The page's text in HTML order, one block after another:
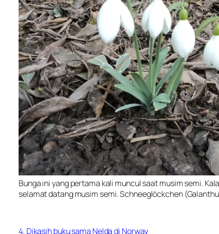
Bunga ini yang pertama kali muncul saat musim semi.
selamat datang musim semi. Schneeglöckchen
4. Dikasih buku sama Nelda di Norway